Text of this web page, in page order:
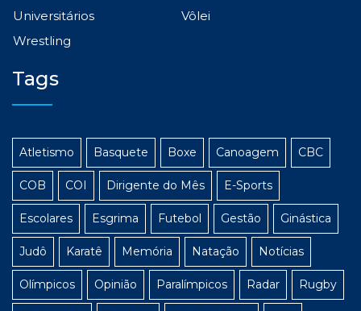
Universitários
Vôlei
Wrestling
Tags
Atletismo Basquete Boxe Canoagem CBC
COB COI Dirigente do Mês E-Sports
Escolares Esgrima Futebol Gestão Ginástica
Judô Karatê Memória Natação Notícias
Olímpicos Opinião Paralímpicos Radar Rugby